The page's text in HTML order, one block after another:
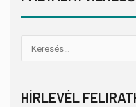
HÍRLEVÉL